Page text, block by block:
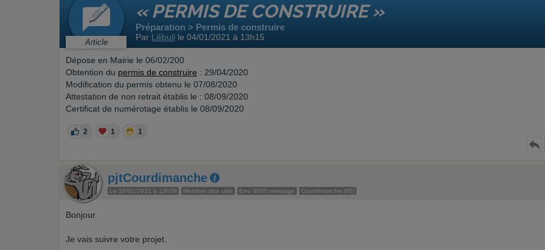
Article
« PERMIS DE CONSTRUIRE »
Préparation > Permis de construire
Par Lilibull le 04/01/2021 à 13h15
Dépose en Mairie le 06/02/200
Obtention du permis de construire : 29/04/2020
Modification du permis obtenu le 07/08/2020
Attestation de non retrait établis le : 08/09/2020
Certificat de numérotage établis le 08/09/2020
2 1 1
pjtCourdimanche
Le 10/01/2021 à 13h09 Membre ultra utile Env. 6000 message Courdimanche (95)
Bonjour.
Je vais suivre votre projet.